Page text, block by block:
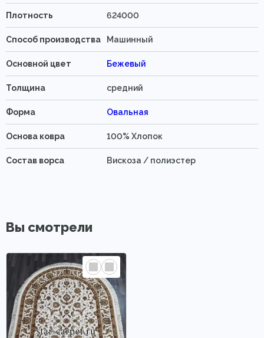
Плотность 624000
Способ производства Машинный
Основной цвет Бежевый
Толщина средний
Форма Овальная
Основа ковра 100% Хлопок
Состав ворса Вискоза / полиэстер
Вы смотрели